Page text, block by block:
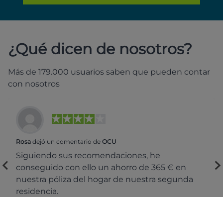
¿Qué dicen de nosotros?
Más de 179.000 usuarios saben que pueden contar
con nosotros
Rosa dejó un comentario de OCU
Siguiendo sus recomendaciones, he
conseguido con ello un ahorro de 365 € en
nuestra póliza del hogar de nuestra segunda
residencia.